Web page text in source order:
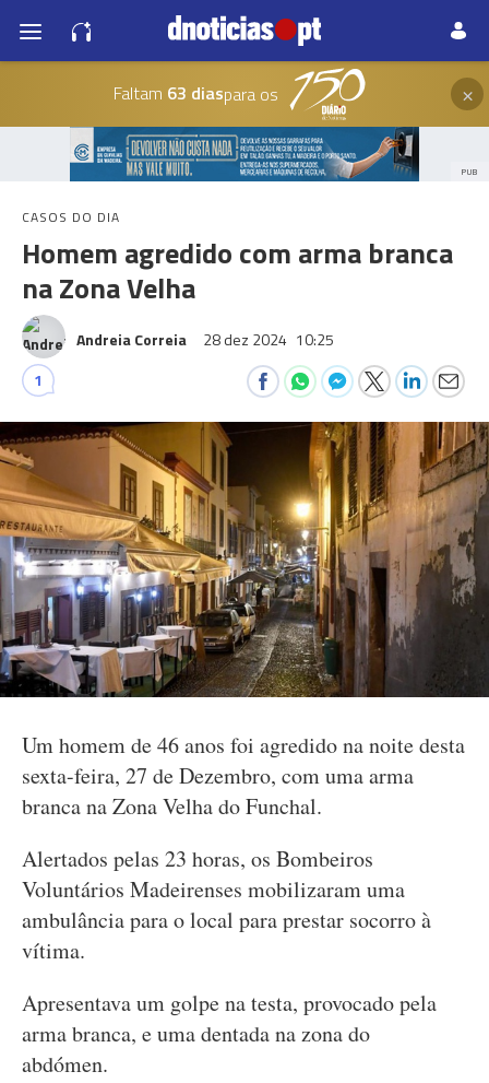
Faltam 63 diaspara os ×
PUB
CASOS DO DIA
Homem agredido com arma branca
na Zona Velha
Andreia Correia 28 dez 2024 10:25
1
Um homem de 46 anos foi agredido na noite desta
sexta-feira, 27 de Dezembro, com uma arma
branca na Zona Velha do Funchal.
Alertados pelas 23 horas, os Bombeiros
Voluntários Madeirenses mobilizaram uma
ambulância para o local para prestar socorro à
vítima.
Apresentava um golpe na testa, provocado pela
arma branca, e uma dentada na zona do
abdómen.